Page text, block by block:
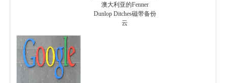
澳大利亚的Fenner
Dunlop Ditches磁带备份
云